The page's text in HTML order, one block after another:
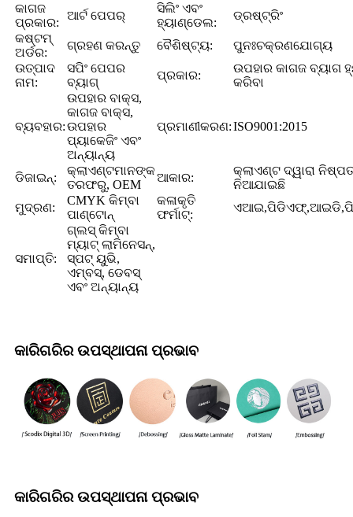
କାଗଜ
ପ୍ରକାର:
ଆର୍ଟ ପେପର୍
ସିଲିଂ ଏବଂ
ହ୍ୟାଣ୍ଡେଲ:
ଡ୍ରଷ୍ଟ୍ରିଂ
କଷ୍ଟମ୍
ଅର୍ଡର:
ଗ୍ରହଣ କରନ୍ତୁ ବୈଶିଷ୍ଟ୍ୟ:
ପୁନଃଚକ୍ରଣଯୋଗ୍ୟ
ଉତ୍ପାଦ
ନାମ:
ସପିଂ ପେପର
ବ୍ୟାଗ୍
ପ୍ରକାର:
ଉପହାର କାଗଜ ବ୍ୟାଗ
କରିବା
ବ୍ୟବହାର:
ଉପହାର ବାକ୍ସ,
କାଗଜ ବାକ୍ସ,
ଉପହାର
ପ୍ୟାକେଜିଂ ଏବଂ
ଅନ୍ୟାନ୍ୟ
ପ୍ରମାଣୀକରଣ:ISO9001:2015
ଡିଜାଇନ୍:
କ୍ଲାଏଣ୍ଟମାନଙ୍କ
ତରଫରୁ, OEM
ଆକାର:
କ୍ଲାଏଣ୍ଟ ଦ୍ୱାରା
ନିଆଯାଇଛି
ମୁଦ୍ରଣ:
CMYK କିମ୍ବା
ପାଣ୍ଟୋନ୍
କଳାକୃତି
ଫର୍ମାଟ୍:
ସମାପ୍ତି:
ଗ୍ଲସ୍ କିମ୍ବା
ମ୍ୟାଟ୍ ଲାମିନେସନ୍,
ସ୍ପଟ୍ ୟୁଭି,
ଏମ୍ବସ୍, ଡେବସ୍
ଏବଂ ଅନ୍ୟାନ୍ୟ
କାରିଗରିର ଉପସ୍ଥାପନା ପ୍ରଭାବ
କାରିଗରିର ଉପସ୍ଥାପନା ପ୍ରଭାବ